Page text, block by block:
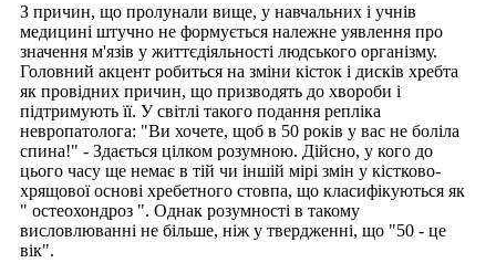
З причин, що пролунали вище, у навчальних і учнів
медицині штучно не формується належне уявлення про
значення м'язів у життєдіяльності людського організму.
Головний акцент робиться на зміни кісток і дисків хребта
як провідних причин, що призводять до хвороби і
підтримують її. У світлі такого подання репліка
невропатолога: "Ви хочете, щоб в 50 років у вас не боліла
спина!" - Здається цілком розумною. Дійсно, у кого до
цього часу ще немає в тій чи іншій мірі змін у кістково-
хрящової основі хребетного стовпа, що класифікуються як
" остеохондроз ". Однак розумності в такому
висловлюванні не більше, ніж у твердженні, що "50 - це
вік".